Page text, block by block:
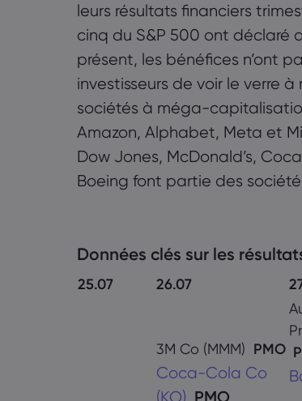
leurs résultats financiers
cinq du S&P 500 ont déclaré
présent, les bénéfices n’ont
investisseurs de voir le verre
sociétés à méga-
Amazon, Alphabet, Meta et
Dow Jones, McDonald’s,
Boeing font partie des
Données clés sur les
25.07 26.07
3M Co (MMM) PMO
Coca-Cola Co
(KO) PMO